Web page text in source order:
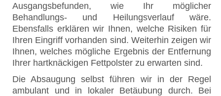
Ausgangsbefunden, wie Ihr möglicher
Behandlungs- und Heilungsverlauf wäre.
Ebensfalls erklären wir Ihnen, welche Risiken für
Ihren Eingriff vorhanden sind. Weiterhin zeigen wir
Ihnen, welches mögliche Ergebnis der Entfernung
Ihrer hartknäckigen Fettpolster zu erwarten sind.
Die Absaugung selbst führen wir in der Regel
ambulant und in lokaler Betäubung durch. Bei